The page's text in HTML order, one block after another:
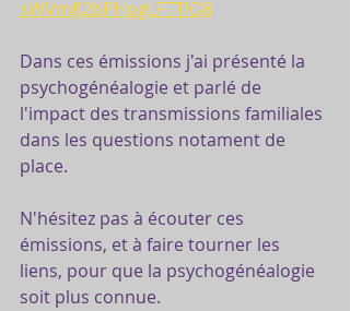
sWVmfJ2bPHpgLFTTlQ8
Dans ces émissions j'ai présenté la
psychogénéalogie et parlé de
l'impact des transmissions familiales
dans les questions notament de
place.
N'hésitez pas à écouter ces
émissions, et à faire tourner les
liens, pour que la psychogénéalogie
soit plus connue.